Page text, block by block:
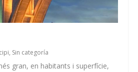
, Sin categoría
gran, en habitants i superfície,